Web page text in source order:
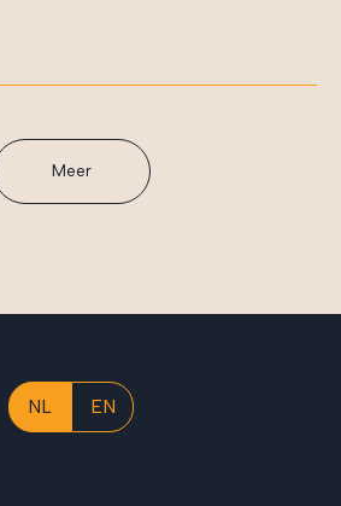
Meer
NL EN